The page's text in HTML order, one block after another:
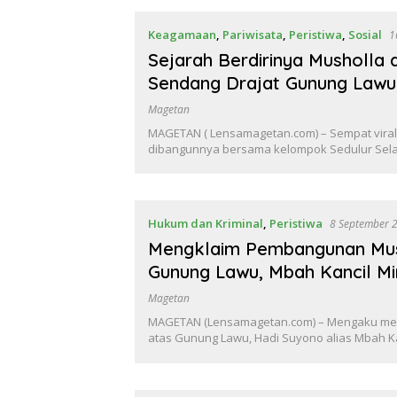
Keagamaan Pariwisata Peristiwa Sosial
Sejarah Berdirinya Musholla
Sendang Drajat Gunung Lawu
Magetan
MAGETAN ( Lensamagetan.com) – Sempat
dibangunnya bersama kelompok Sedulur
Hukum dan Kriminal, Peristiwa 8 September
Mengklaim Pembangunan
Gunung Lawu, Mbah Kancil
Magetan
MAGETAN (Lensamagetan.com) – Mengaku
atas Gunung Lawu, Hadi Suyono alias Mbah